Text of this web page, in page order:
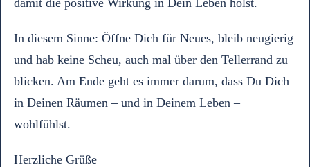
damit die positive Wirkung in Dein Leben holst.
In diesem Sinne: Öffne Dich für Neues, bleib neugierig
und hab keine Scheu, auch mal über den Tellerrand zu
blicken. Am Ende geht es immer darum, dass Du Dich
in Deinen Räumen – und in Deinem Leben –
wohlfühlst.
Herzliche Grüße